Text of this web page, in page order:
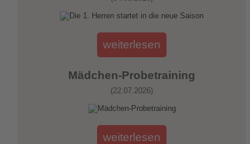
weiterlesen
Mädchen-Probetraining
(22.07.2026)
weiterlesen